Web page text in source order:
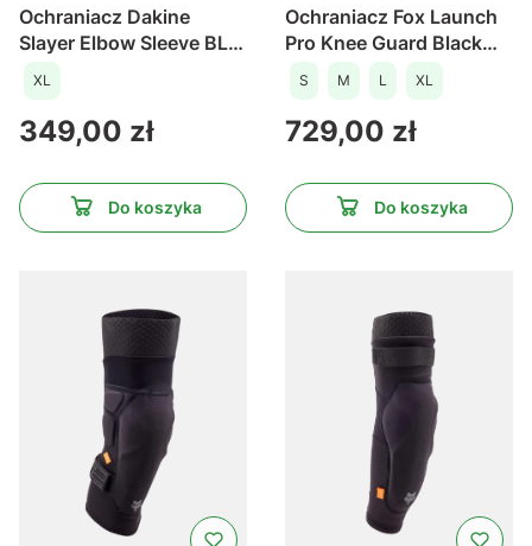
Ochraniacz Dakine
Slayer Elbow Sleeve BLK
XL /2024
XL
Cena
349,00 zł
Do koszyka
Ochraniacz Fox Launch
Pro Knee Guard Black
/2024
S M L XL
Cena
729,00 zł
Do koszyka